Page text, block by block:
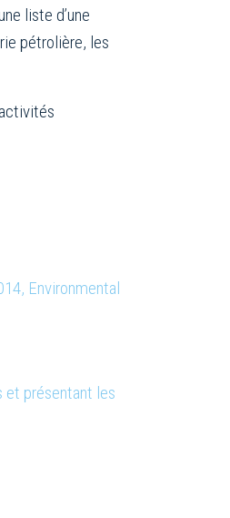
liste d’une
pétrolière, les
Environmental
et présentant les